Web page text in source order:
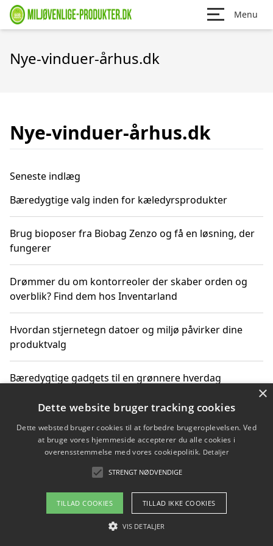
Menu
Nye-vinduer-århus.dk
Nye-vinduer-århus.dk
Seneste indlæg
Bæredygtige valg inden for kæledyrsprodukter
Brug bioposer fra Biobag Zenzo og få en løsning, der
fungerer
Drømmer du om kontorreoler der skaber orden og
overblik? Find dem hos Inventarland
Hvordan stjernetegn datoer og miljø påvirker dine
produktvalg
Bæredygtige gadgets til en grønnere hverdag
Copyright 2026 - Pilanto Aps
Om / kontakt
Blog Betingelser
×
Dette website bruger tracking cookies
Dette websted bruger cookies til at forbedre brugeroplevelsen. Ved
at bruge vores hjemmeside accepterer du alle cookies i
overensstemmelse med vores cookiepolitik. Detaljer
STRENGT NØDVENDIGE
TILLAD COOKIES TILLAD IKKE COOKIES
VIS DETALJER